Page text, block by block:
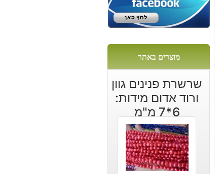
מוצרים באתר
שרשרת פנינים גוון
ורוד אדום מידות:
6*7 מ"מ